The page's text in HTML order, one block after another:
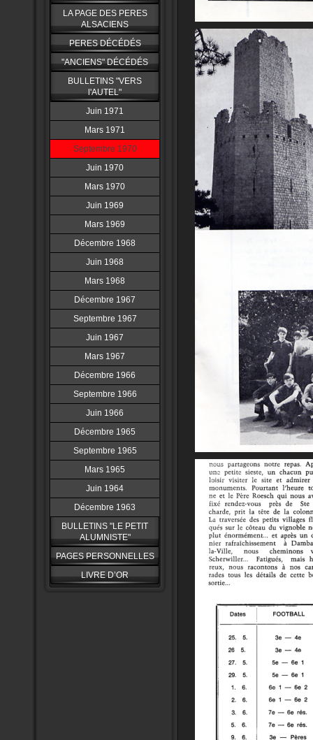
LA PAGE DES PERES
ALSACIENS
PERES DÉCÉDÉS
"ANCIENS" DÉCÉDÉS
BULLETINS "VERS
l'AUTEL"
Juin 1971
Mars 1971
Septembre 1970
Juin 1970
Mars 1970
Juin 1969
Mars 1969
Décembre 1968
Juin 1968
Mars 1968
Décembre 1967
Septembre 1967
Juin 1967
Mars 1967
Décembre 1966
Septembre 1966
Juin 1966
Décembre 1965
Septembre 1965
Mars 1965
Juin 1964
Décembre 1963
BULLETINS "LE PETIT
ALUMNISTE"
PAGES PERSONNELLES
LIVRE D’OR